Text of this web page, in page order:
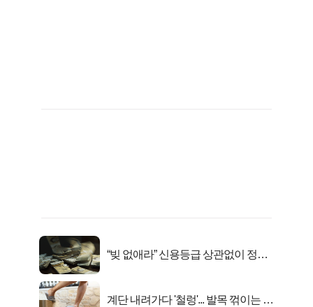
“빚 없애라” 신용등급 상관없이 정부
계단 내려가다 '철렁'... 발목 꺾이는 이